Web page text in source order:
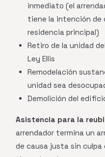
inmediato (el
tiene la intención de
residencia principal)
Retiro de la unidad
Ley Ellis
Remodelación
unidad sea
Demolición del
Asistencia para la
arrendador termina un
de causa justa sin culpa